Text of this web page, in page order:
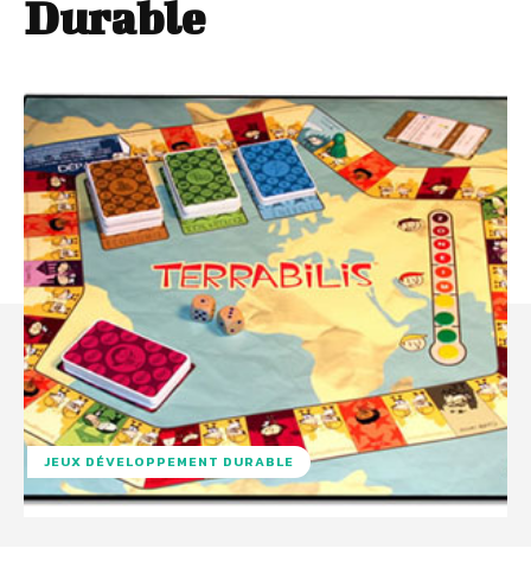
Durable
JEUX DÉVELOPPEMENT DURABLE